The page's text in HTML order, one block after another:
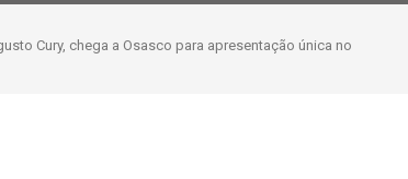
para Dirigir (PID) Online